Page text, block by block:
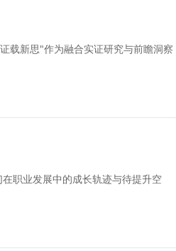
载新思"作为融合实证研究与前瞻洞察
职业发展中的成长轨迹与待提升空